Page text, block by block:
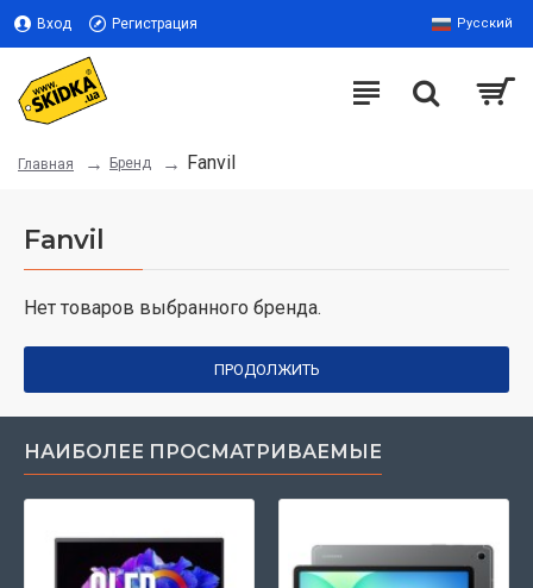
Вход Регистрация Русский
Главная Бренд Fanvil
Fanvil
Нет товаров выбранного бренда.
ПРОДОЛЖИТЬ
НАИБОЛЕЕ ПРОСМАТРИВАЕМЫЕ